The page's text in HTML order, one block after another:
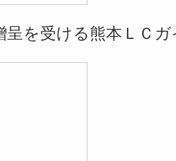
呈を受ける熊本ＬＣ